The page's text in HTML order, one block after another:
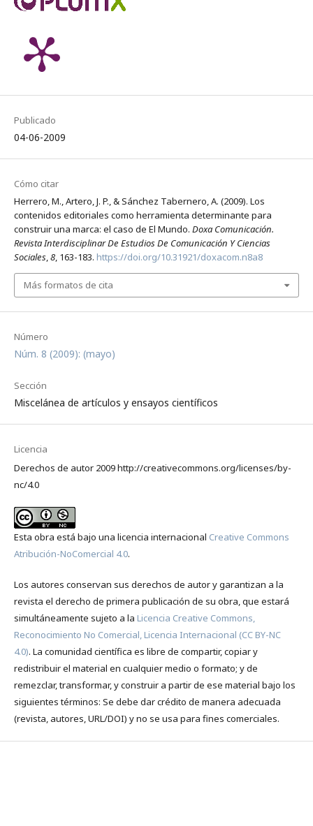
Publicado
04-06-2009
Número
Núm. 8 (2009): (mayo)
Sección
Miscelánea de artículos y ensayos científicos
Licencia
Derechos de autor 2009 http://creativecommons.org/licenses/by-
nc/4.0
Esta obra está bajo una licencia internacional Creative Commons
Atribución-NoComercial 4.0.
Los autores conservan sus derechos de autor y garantizan a la
revista el derecho de primera publicación de su obra, que estará
simultáneamente sujeto a la Licencia Creative Commons,
Reconocimiento No Comercial, Licencia Internacional (CC BY-NC
4.0). La comunidad científica es libre de compartir, copiar y
redistribuir el material en cualquier medio o formato; y de
remezclar, transformar, y construir a partir de ese material bajo los
siguientes términos: Se debe dar crédito de manera adecuada
(revista, autores, URL/DOI) y no se usa para fines comerciales.
Cómo citar
Herrero, M., Artero, J. P., & Sánchez Tabernero, A. (2009). Los
contenidos editoriales como herramienta determinante para
construir una marca: el caso de El Mundo. Doxa Comunicación.
Revista Interdisciplinar De Estudios De Comunicación Y Ciencias
Sociales,8, 163-183. https://doi.org/10.31921/doxacom.n8a8
Más formatos de cita